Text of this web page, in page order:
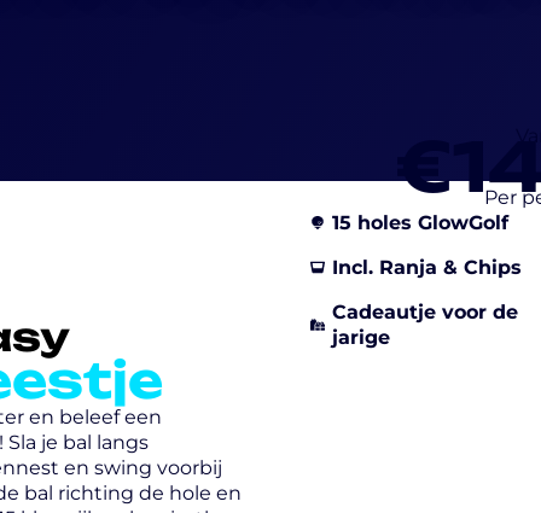
en beleef een
je bal langs
en swing voorbij
bal richting de hole en
Per
15 holes GlowGolf
Incl. Ranja & Chips
Cadeautje voor de
jarige